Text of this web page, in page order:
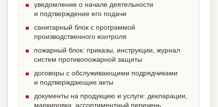
уведомление о начале деятельности
и подтверждение его подачи
санитарный блок с программой
производственного контроля
пожарный блок: приказы, инструкции, журнал
систем противопожарной защиты
договоры с обслуживающими подрядчиками
и подтверждающие акты
документы на продукцию и услуги: декларации,
маркировка, ассортиментный перечень